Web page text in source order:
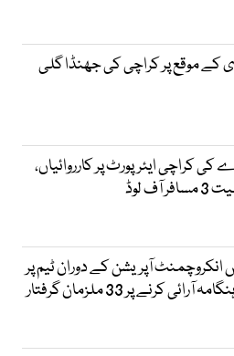
کے موقع پر کراچی کی جھنڈا گلی
کی کراچی ایئرپورٹ پر کارروائیاں،
لوڈ
انکروچمنٹ آپریشن کے دوران ٹیم پر
کرنے پر 33 ملزمان گرفتار